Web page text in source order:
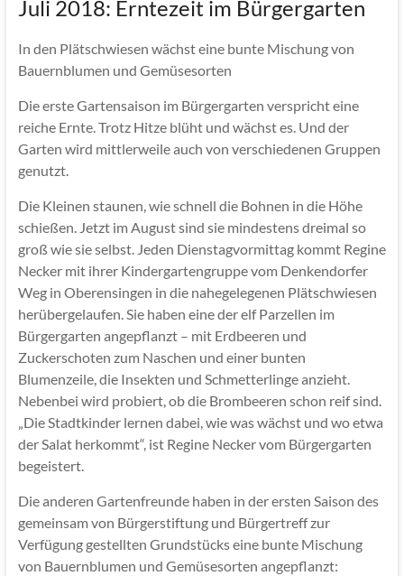
Juli 2018: Erntezeit im Bürgergarten
In den Plätschwiesen wächst eine bunte Mischung von
Bauernblumen und Gemüsesorten
Die erste Gartensaison im Bürgergarten verspricht eine
reiche Ernte. Trotz Hitze blüht und wächst es. Und der
Garten wird mittlerweile auch von verschiedenen Gruppen
genutzt.
Die Kleinen staunen, wie schnell die Bohnen in die Höhe
schießen. Jetzt im August sind sie mindestens dreimal so
groß wie sie selbst. Jeden Dienstagvormittag kommt Regine
Necker mit ihrer Kindergartengruppe vom Denkendorfer
Weg in Oberensingen in die nahegelegenen Plätschwiesen
herübergelaufen. Sie haben eine der elf Parzellen im
Bürgergarten angepflanzt – mit Erdbeeren und
Zuckerschoten zum Naschen und einer bunten
Blumenzeile, die Insekten und Schmetterlinge anzieht.
Nebenbei wird probiert, ob die Brombeeren schon reif sind.
„Die Stadtkinder lernen dabei, wie was wächst und wo etwa
der Salat herkommt“, ist Regine Necker vom Bürgergarten
begeistert.
Die anderen Gartenfreunde haben in der ersten Saison des
gemeinsam von Bürgerstiftung und Bürgertreff zur
Verfügung gestellten Grundstücks eine bunte Mischung
von Bauernblumen und Gemüsesorten angepflanzt: